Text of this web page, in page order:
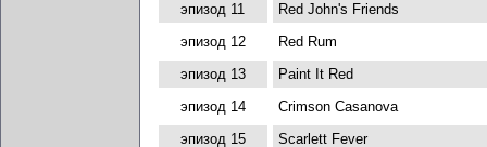
эпизод 11
Red John's Friends
эпизод 12
Red Rum
эпизод 13
Paint It Red
эпизод 14
Crimson Casanova
эпизод 15
Scarlett Fever